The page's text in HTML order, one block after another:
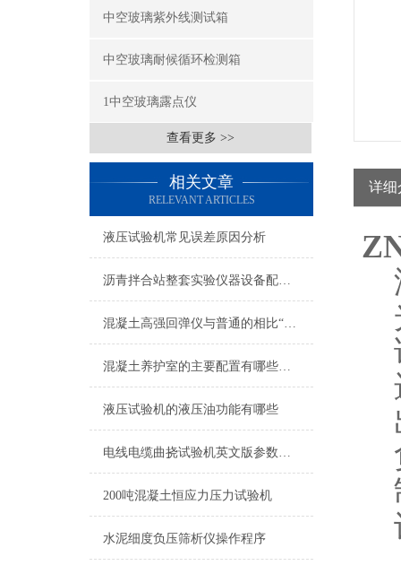
中空玻璃紫外线测试箱
中空玻璃耐候循环检测箱
1中空玻璃露点仪
查看更多 >>
相关文章
RELEVANT ARTICLES
液压试验机常见误差原因分析
沥青拌合站整套实验仪器设备配置详单
混凝土高强回弹仪与普通的相比“高强”在哪里
混凝土养护室的主要配置有哪些？鑫华宇仪器告诉你
液压试验机的液压油功能有哪些
电线电缆曲挠试验机英文版参数介绍
200吨混凝土恒应力压力试验机
水泥细度负压筛析仪操作程序
详细